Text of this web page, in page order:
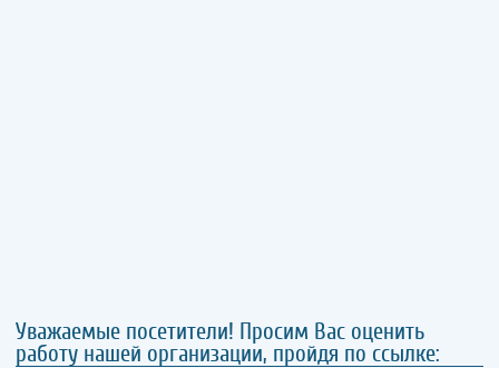
Уважаемые посетители! Просим Вас оценить
работу нашей организации, пройдя по ссылке: